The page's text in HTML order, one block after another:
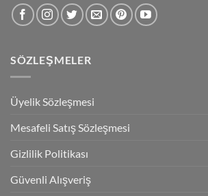
SÖZLEŞMELER
Üyelik Sözleşmesi
Mesafeli Satış Sözleşmesi
Gizlilik Politikası
Güvenli Alışveriş